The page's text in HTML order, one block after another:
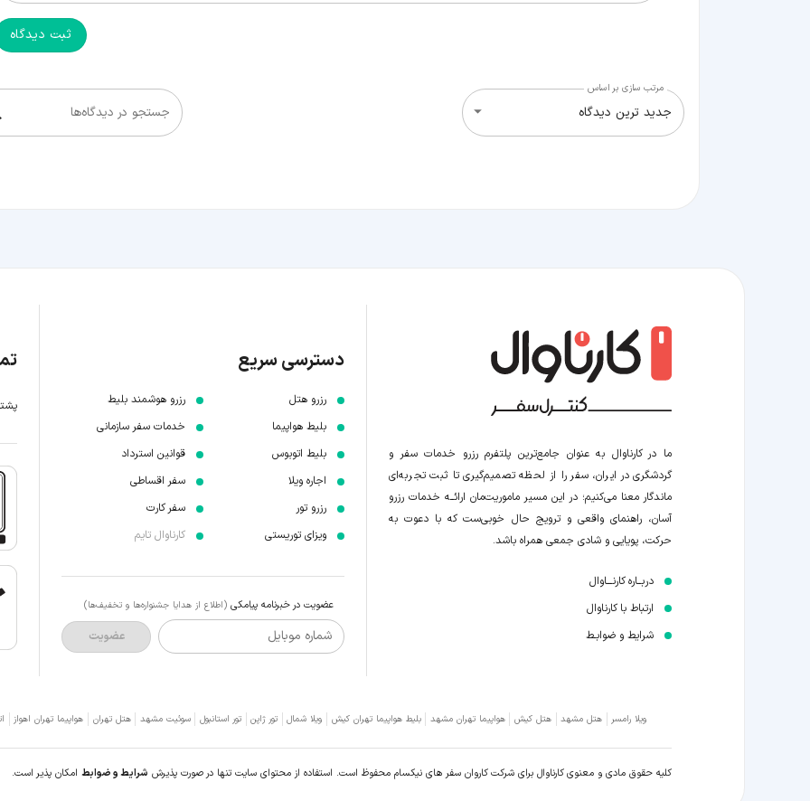
ثبت دیدگاه
جستجو در دیدگاه‌ها
مرتب سازی بر اساس
جدید ترین دیدگاه
ما در کارناوال به عنوان جامع‌ترین پلتفرم رزرو خدمات سفر و
گردشگری در ایران، سفر را از لحظه‌ تصمیم‌گیری تا ثبت تجربه‌ای
ماندگار معنا می‌کنیم؛ در این مسیر‍ ماموریت‌مان اراﺋــﻪ خدمات رزرو
آسان، راهنمای واقعی و ترویج حال خوبی‌ست که با دعوت به
حرکت، پویایی و شادی جمعی همراه باشد.
دربــاره کارنـــاوال
ارتباط با کارناوال
شرایط و ضوابـط
دسترسی سریع
رزرو هتل
بلیط هواپیما
بلیط اتوبوس
اجاره ویلا
رزرو تور
ویزای توریستی
رزرو هوشمند بلیط
خدمات سفر سازمانی
قوانین استرداد
سفر اقساطی
سفر کارت
کارناوال تایم
عضویت در خبرنامه پیامکی (اطلاع از هدایا جشنواره‌ها و تخفیف‌ها)
شماره موبایل عضویت
پشتیبانی
ویلا رامسر هتل مشهد هتل کیش هواپیما تهران مشهد بلیط هواپیما تهران کیش ویلا شمال تور ژاپن تور استانبول سوئیت مشهد هتل تهران هواپیما تهران اهواز
کلیه حقوق مادی و معنوی کارناوال برای شرکت کاروان سفر های نیکسام محفوظ است. استفاده از محتوای سایت تنها در صورت پذیرش شرایط و ضوابط امکان پذیر است.